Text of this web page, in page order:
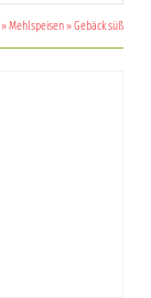
»Mehlspeisen »Gebäck süß